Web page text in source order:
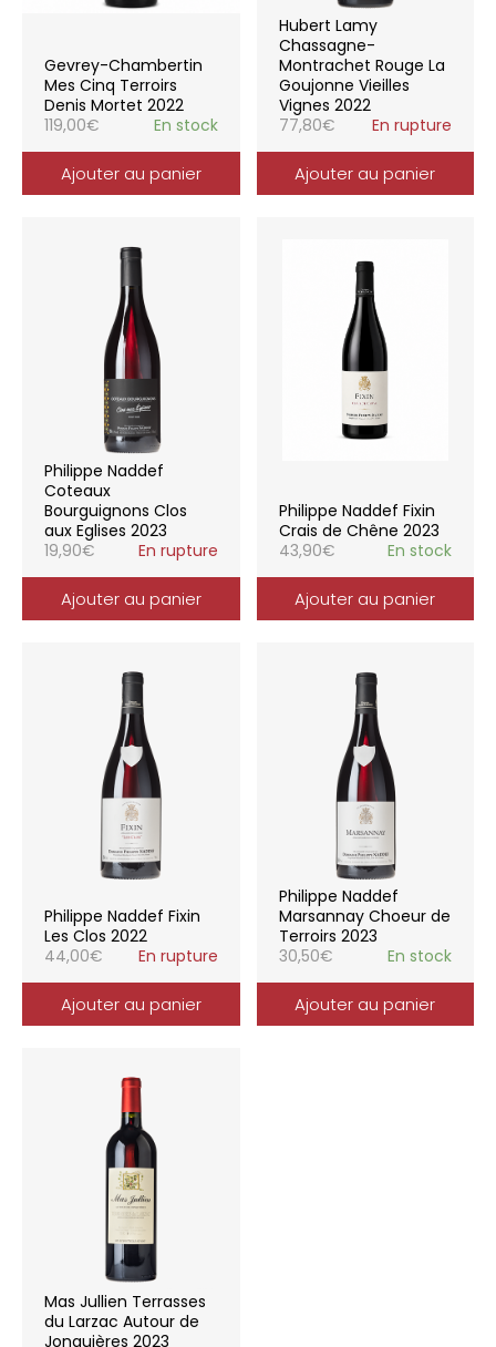
Gevrey-Chambertin
Mes Cinq Terroirs
Denis Mortet 2022
119,00€ En stock
Ajouter au panier
Hubert Lamy
Chassagne-
Montrachet Rouge La
Goujonne Vieilles
Vignes 2022
77,80€ En rupture
Ajouter au panier
Philippe Naddef
Coteaux
Bourguignons Clos
aux Eglises 2023
19,90€ En rupture
Ajouter au panier
Philippe Naddef Fixin
Crais de Chêne 2023
43,90€ En stock
Ajouter au panier
Philippe Naddef Fixin
Les Clos 2022
44,00€ En rupture
Ajouter au panier
Philippe Naddef
Marsannay Choeur de
Terroirs 2023
30,50€ En stock
Ajouter au panier
Mas Jullien Terrasses
du Larzac Autour de
Jonquières 2023